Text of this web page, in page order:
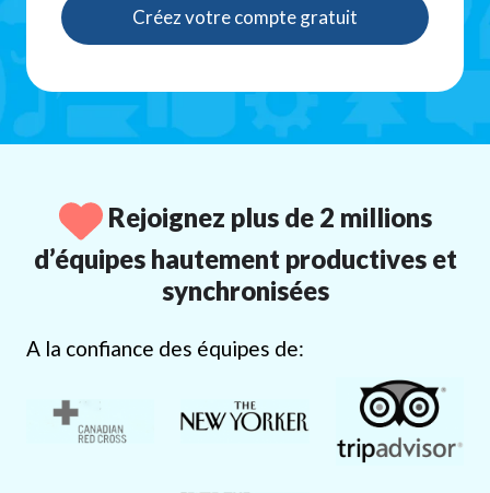
Rejoignez plus de 2 millions
d’équipes hautement productives et
synchronisées
A la confiance des équipes de: